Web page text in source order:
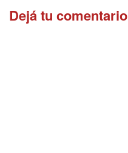
Dejá tu comentario